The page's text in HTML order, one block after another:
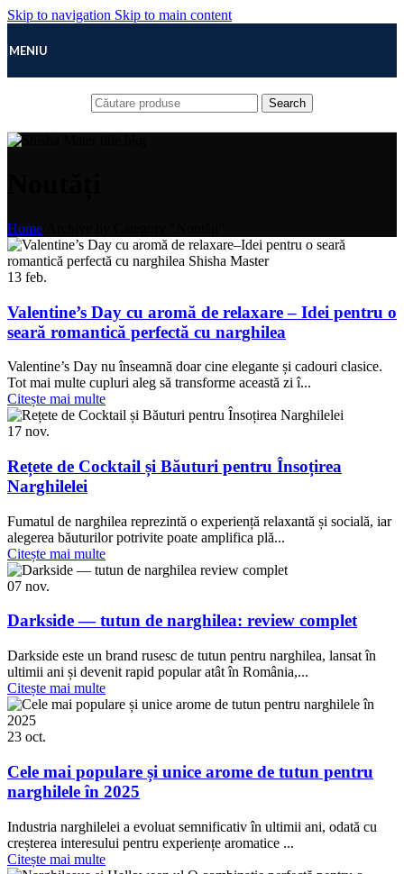
Skip to navigation Skip to main content
MENIU
Search
Home
13 feb.
Valentine’s Day cu aromă de relaxare – Idei pentru o
seară romantică perfectă cu narghilea
Valentine’s Day nu înseamnă doar cine elegante și cadouri clasice.
Tot mai multe cupluri aleg să transforme această zi î...
Citește mai multe
17 nov.
Rețete de Cocktail și Băuturi pentru Însoțirea
Narghilelei
Fumatul de narghilea reprezintă o experiență relaxantă și socială, iar
alegerea băuturilor potrivite poate amplifica plă...
Citește mai multe
07 nov.
Darkside — tutun de narghilea: review complet
Darkside este un brand rusesc de tutun pentru narghilea, lansat în
ultimii ani și devenit rapid popular atât în România,...
Citește mai multe
23 oct.
Cele mai populare și unice arome de tutun pentru
narghilele în 2025
Industria narghilelei a evoluat semnificativ în ultimii ani, odată cu
creșterea interesului pentru experiențe aromatice ...
Citește mai multe